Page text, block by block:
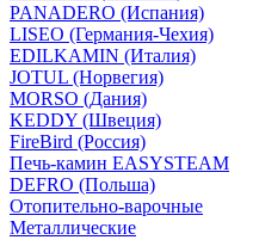
PANADERO (Испания)
LISEO (Германия-Чехия)
EDILKAMIN (Италия)
JOTUL (Норвегия)
MORSO (Дания)
KEDDY (Швеция)
FireBird (Россия)
Печь-камин EASYSTEAM
DEFRO (Польша)
Отопительно-варочные
Металлические